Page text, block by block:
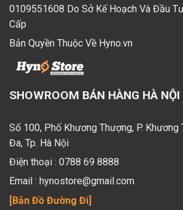
0109551608 Do Sở Kế Hoạch Và Đầu
Cấp
Bản Quyền Thuộc Về Hyno.vn
SHOWROOM BÁN HÀNG HÀ NỘI
Số 100, Phố Khương Thượng, P. Khương
Đa, Tp. Hà Nội
Điện thoại : 0788 69 8888
Email : hynostore@gmail.com
[Bản Đồ Đường Đi]